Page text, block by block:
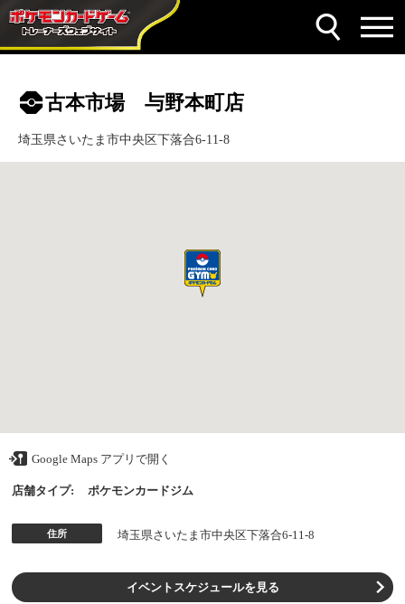
古本市場 与野本町店
埼玉県さいたま市中央区下落合6-11-8
Google Maps アプリで開く
店舗タイプ: ポケモンカードジム
住所 埼玉県さいたま市中央区下落合6-11-8
イベントスケジュールを見る